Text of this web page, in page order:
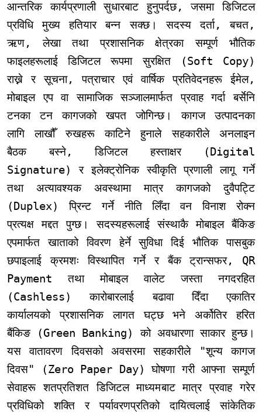
आन्तरिक कार्यप्रणाली सुधारबाट हुनुपर्दछ, जसमा डिजिटल
प्रविधि मुख्य हतियार बन्न सक्छ। सदस्य दर्ता, बचत,
ऋण, लेखा तथा प्रशासनिक क्षेत्रका सम्पूर्ण भौतिक
फाइलहरूलाई डिजिटल रूपमा सुरक्षित (Soft Copy)
राख्ने र सूचना, पत्राचार एवं वार्षिक प्रतिवेदनहरू ईमेल,
मोबाइल एप वा सामाजिक सञ्जालमार्फत प्रवाह गर्दा बर्सेनि
टनका टन कागजको खपत जोगिन्छ। कागज उत्पादनका
लागि लाखौँ रुखहरू काटिने हुनाले सहकारीले अनलाइन
बैठक बस्ने, डिजिटल हस्ताक्षर (Digital
Signature) र इलेक्ट्रोनिक स्वीकृति प्रणाली लागू गर्ने
तथा अत्यावश्यक अवस्थामा मात्र कागजको दुवैपट्टि
(Duplex) प्रिन्ट गर्ने नीति लिँदा वन विनाश रोक्न
प्रत्यक्ष मद्दत पुग्छ। सदस्यहरूलाई संस्थाकै मोबाइल बैंकिङ
एपमार्फत खाताको विवरण हेर्ने सुविधा दिई भौतिक पासबुक
छपाइलाई क्रमशः विस्थापित गर्ने र बैंक ट्रान्सफर, QR
Payment तथा मोबाइल वालेट जस्ता नगदरहित
(Cashless) कारोबारलाई बढावा दिँदा एकातिर
कार्यालयको प्रशासनिक लागत घट्छ भने अर्कोतिर हरित
बैंकिङ (Green Banking) को अवधारणा साकार हुन्छ।
यस वातावरण दिवसको अवसरमा सहकारीले "शून्य कागज
दिवस" (Zero Paper Day) घोषणा गरी आफ्ना सम्पूर्ण
सेवाहरू शतप्रतिशत डिजिटल माध्यमबाट मात्र प्रवाह गरेर
प्रविधिको शक्ति र पर्यावरणप्रतिको दायित्वलाई सांकेतिक